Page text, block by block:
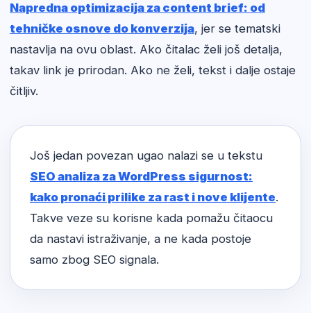
Napredna optimizacija za content brief: od
tehničke osnove do konverzija, jer se tematski
nastavlja na ovu oblast. Ako čitalac želi još detalja,
takav link je prirodan. Ako ne želi, tekst i dalje ostaje
čitljiv.
Još jedan povezan ugao nalazi se u tekstu
SEO analiza za WordPress sigurnost:
kako pronaći prilike za rast i nove klijente.
Takve veze su korisne kada pomažu čitaocu
da nastavi istraživanje, a ne kada postoje
samo zbog SEO signala.